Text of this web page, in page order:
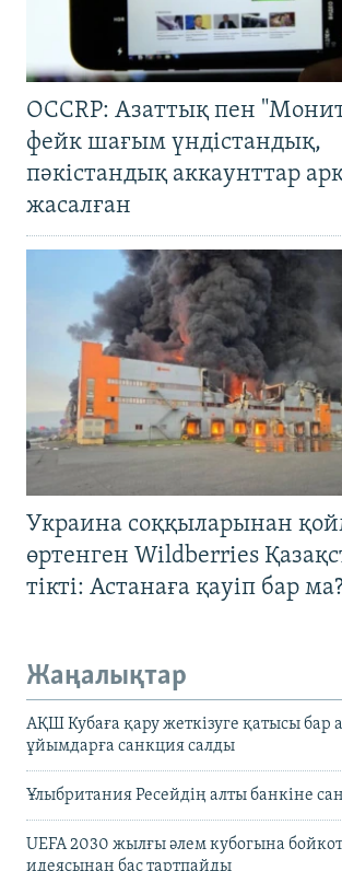
OCCRP: Азаттық пен
фейк шағым үндістандық,
пәкістандық аккаунттар
жасалған
Украина соққыларынан
өртенген Wildberries
тікті: Астанаға қауіп бар ма?
Жаңалықтар
АҚШ Кубаға қару жеткізуге қатысы бар
ұйымдарға санкция салды
Ұлыбритания Ресейдің алты банкіне
UEFA 2030 жылғы әлем кубогына
идеясынан бас тартпайды